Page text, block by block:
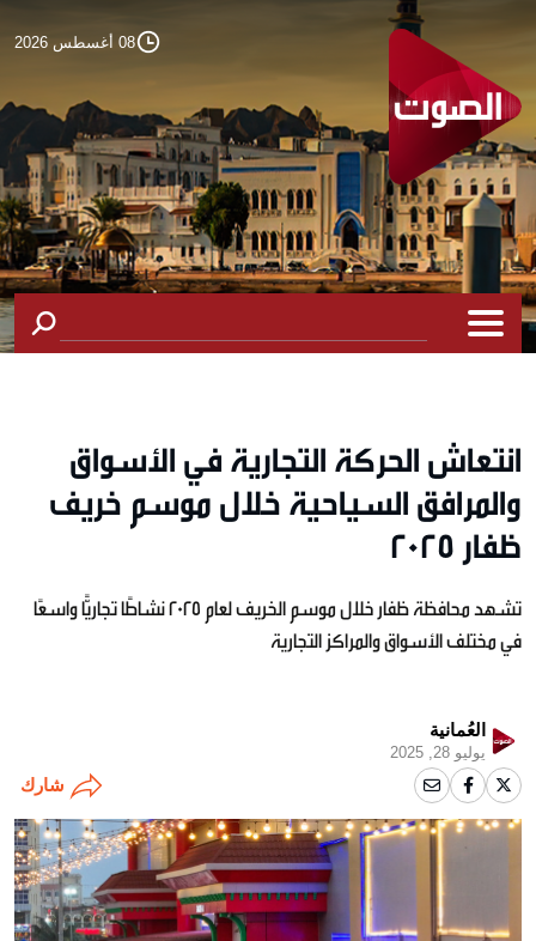
08 أغسطس 2026
انتعاش الحركة التجارية في الأسواق
والمرافق السياحية خلال موسم خريف
ظفار 2025
تشهد محافظة ظفار خلال موسم الخريف لعام 2025 نشاطًا تجاريًّا واسعًا
في مختلف الأسواق والمراكز التجارية
العُمانية
يوليو 28, 2025
شارك